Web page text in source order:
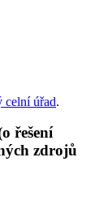
celní úřad.
řešení
zdrojů